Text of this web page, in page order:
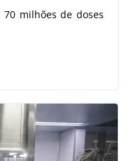
milhões de doses